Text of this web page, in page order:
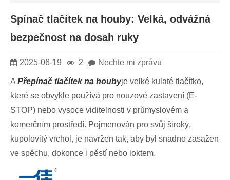
Spínač tlačítek na houby: Velká, odvážná
bezpečnost na dosah ruky
2025-06-19 2 Nechte mi zprávu
A Přepínač tlačítek na houbyje velké kulaté tlačítko,
které se obvykle používá pro nouzové zastavení (E-
STOP) nebo vysoce viditelnosti v průmyslovém a
komerčním prostředí. Pojmenován pro svůj široký,
kupolovitý vrchol, je navržen tak, aby byl snadno zasažen
ve spěchu, dokonce i pěstí nebo loktem.